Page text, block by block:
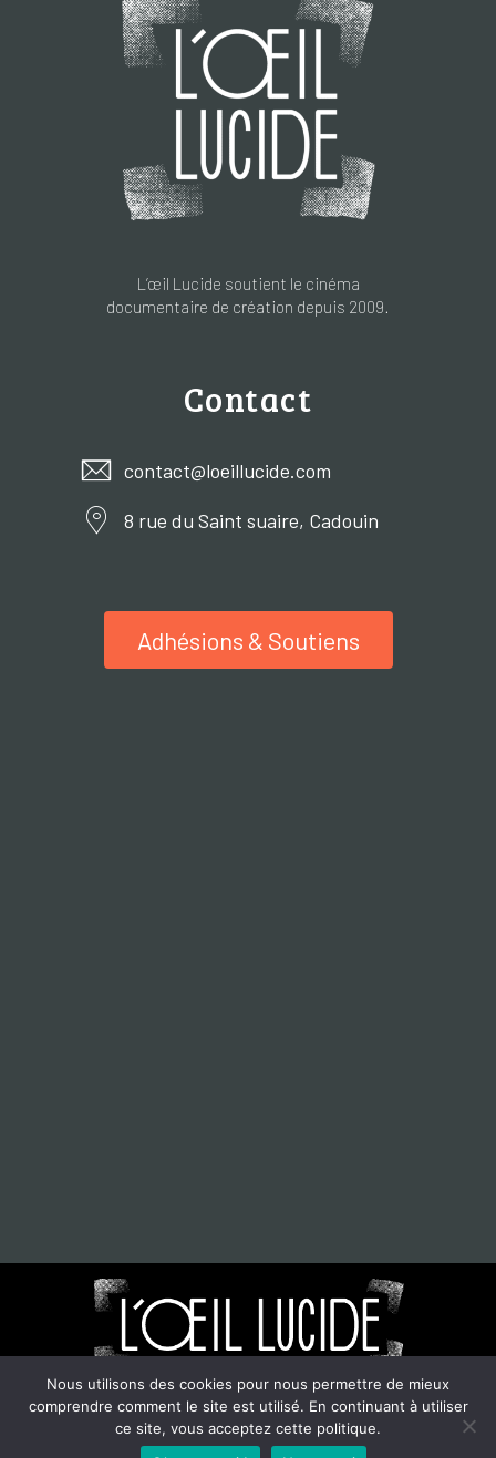
Nous utilisons des cookies pour nous permettre de mieux
comprendre comment le site est utilisé. En continuant à utiliser
ce site, vous acceptez cette politique.
L’œil Lucide soutient le cinéma
documentaire de création depuis 2009.
Contact
contact@loeillucide.com
8 rue du Saint suaire, Cadouin
Adhésions & Soutiens
©2021-2024. L'oeil Lucide. Tout droits réservés.